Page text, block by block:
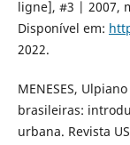
ligne], #3 | 2007,
Disponível em:
2022.
MENESES,
brasileiras:
urbana. Revista